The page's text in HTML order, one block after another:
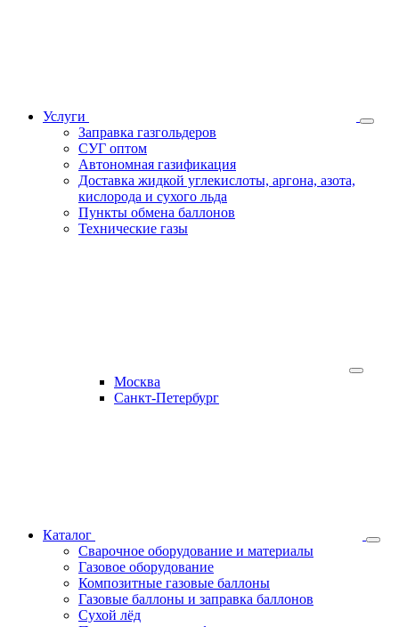
Услуги
Заправка газгольдеров
СУГ оптом
Автономная газификация
Доставка жидкой углекислоты, аргона, азота,
кислорода и сухого льда
Пункты обмена баллонов
Технические газы
Москва
Санкт-Петербург
Каталог
Сварочное оборудование и материалы
Газовое оборудование
Композитные газовые баллоны
Газовые баллоны и заправка баллонов
Сухой лёд